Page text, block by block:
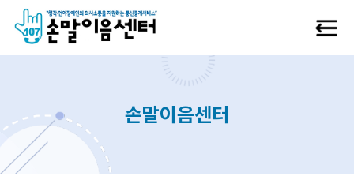
대메뉴 바로가기
본문 바로가기
하단 메뉴 및 주소 바로가기
메뉴 열기
손말이음센터